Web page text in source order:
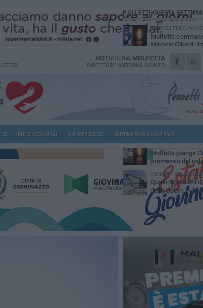
NOTIZIE DA MOLFETTA
DIRETTORE ANTONIO QUINTO
NECROLOGI FARMACIE AMMINISTRATIVE
PIÙ LETTI QUESTA
MERCOLEDÌ 5
Molfetta
Michele Cilardi: il
VENERDÌ 31 LUGLIO
TARI 2026, il
famiglie»
SABATO 1 AGOSTO
La MTM Molfetta
accompagnatori
pubblicato il bando
SABATO 1 AGOSTO
Consiglio
Amato: «Mai
VENERDÌ 31 LUGLIO
Molfetta piange
promessa del
VENERDÌ 31 LUGLIO
Quasi 40 milioni
delle Opere
interventi previsti fino al